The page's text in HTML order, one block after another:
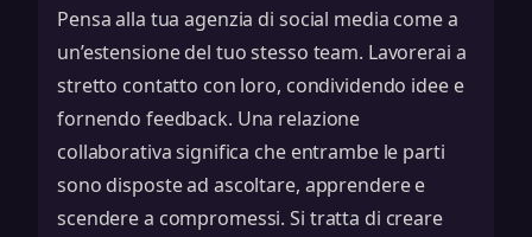
Pensa alla tua agenzia di social media come a
un’estensione del tuo stesso team. Lavorerai a
stretto contatto con loro, condividendo idee e
fornendo feedback. Una relazione
collaborativa significa che entrambe le parti
sono disposte ad ascoltare, apprendere e
scendere a compromessi. Si tratta di creare